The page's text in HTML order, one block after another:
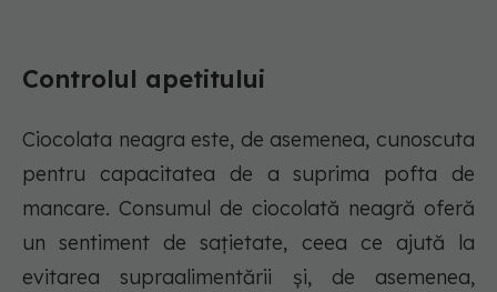
Controlul apetitului
Ciocolata neagra este, de asemenea, cunoscuta
pentru capacitatea de a suprima pofta de
mancare. Consumul de ciocolată neagră oferă
un sentiment de sațietate, ceea ce ajută la
evitarea supraalimentării și, de asemenea,